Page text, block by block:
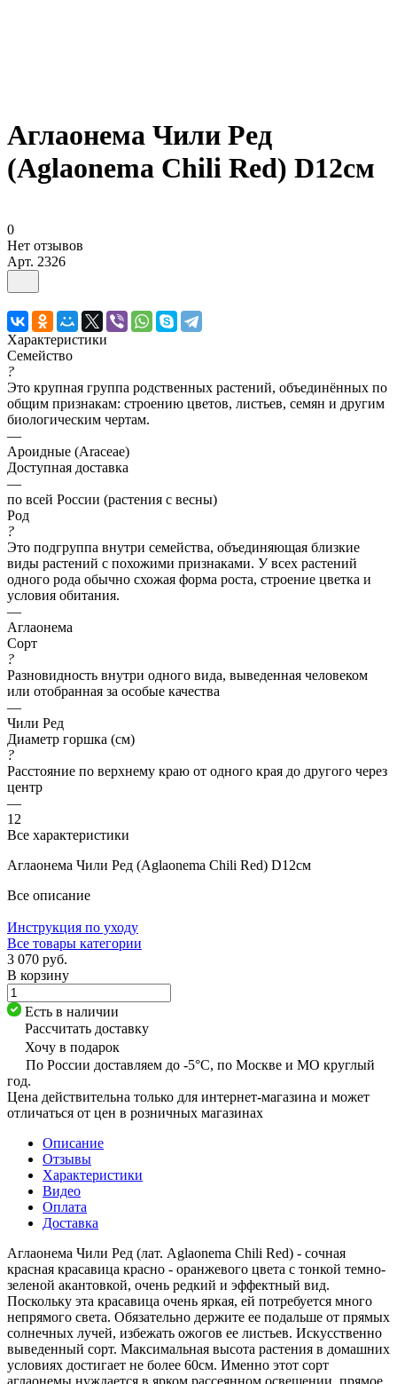
Аглаонема Чили Ред
(Aglaonema Chili Red) D12см
0
Нет отзывов
Арт. 2326
Характеристики
Семейство
?
Это крупная группа родственных растений, объединённых по
общим признакам: строению цветов, листьев, семян и другим
биологическим чертам.
—
Ароидные (Araceae)
Доступная доставка
—
по всей России (растения с весны)
Род
?
Это подгруппа внутри семейства, объединяющая близкие
виды растений с похожими признаками. У всех растений
одного рода обычно схожая форма роста, строение цветка и
условия обитания.
—
Аглаонема
Сорт
?
Разновидность внутри одного вида, выведенная человеком
или отобранная за особые качества
—
Чили Ред
Диаметр горшка (см)
?
Расстояние по верхнему краю от одного края до другого через
центр
—
12
Все характеристики
Аглаонема Чили Ред (Aglaonema Chili Red) D12см
Все описание
Инструкция по уходу
Все товары категории
3 070 руб.
В корзину
Есть в наличии
Рассчитать доставку
Хочу в подарок
По России доставляем до -5°C, по Москве и МО круглый
год.
Цена действительна только для интернет-магазина и может
отличаться от цен в розничных магазинах
Описание
Отзывы
Характеристики
Видео
Оплата
Доставка
Аглаонема Чили Ред (лат. Aglaonema Chili Red) - сочная
красная красавица красно - оранжевого цвета с тонкой темно-
зеленой акантовкой, очень редкий и эффектный вид.
Поскольку эта красавица очень яркая, ей потребуется много
непрямого света. Обязательно держите ее подальше от прямых
солнечных лучей, избежать ожогов ее листьев. Искусственно
выведенный сорт. Максимальная высота растения в домашних
условиях достигает не более 60см. Именно этот сорт
аглаонемы нуждается в ярком рассеянном освещении, прямое